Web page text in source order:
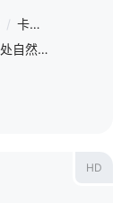
/ 卡罗利妮·舒赫
奥德布鲁赫是横跨德国和波兰边境的一处自然区域，警方偶然间在此发现了20年前埋葬的100多具尸体，而且他们有一个共同点：全身的血液被抽干【嘿叭电影-为您提供最新的高清视觉盛宴】前警察玛姬和侦探沃伊特在分
HD